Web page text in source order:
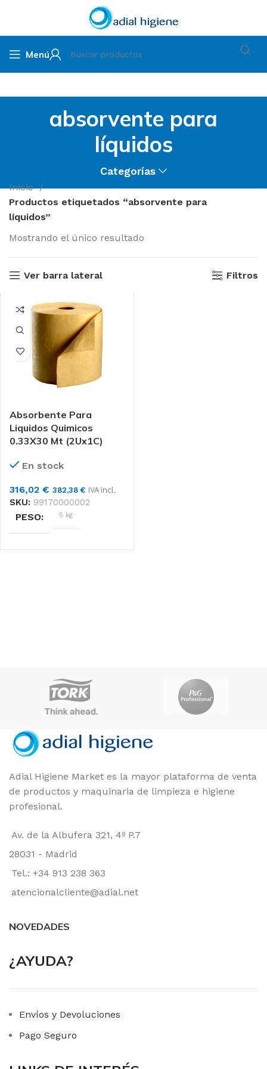
Menú
absorvente para
líquidos
Categorías
Inicio
Productos etiquetados “absorvente para
líquidos”
Mostrando el único resultado
Ver barra lateral Filtros
Absorbente Para
Liquidos Quimicos
0.33X30 Mt (2Ux1C)
En stock
316,02 € 382,38 € IVA incl.
SKU: 99170000002
PESO 5 kg
DIMENSIONES
Adial Higiene Market es la mayor plataforma de venta
de productos y maquinaria de limpieza e higiene
profesional.
Av. de la Albufera 321, 4º P.7
28031 - Madrid
Tel.: +34 913 238 363
atencionalcliente@adial.net
NOVEDADES
¿AYUDA?
Envíos y Devoluciones
Pago Seguro